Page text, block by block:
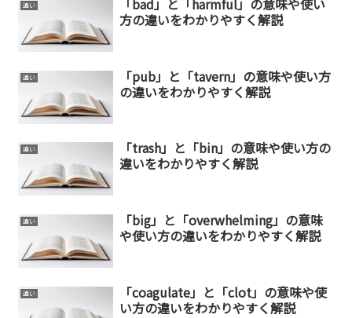
違い
「bad」と「harmful」の意味や使い
方の違いをわかりやすく解説
違い
「pub」と「tavern」の意味や使い方
の違いをわかりやすく解説
違い
「trash」と「bin」の意味や使い方の
違いをわかりやすく解説
違い
「big」と「overwhelming」の意味
や使い方の違いをわかりやすく解説
違い
「coagulate」と「clot」の意味や使
い方の違いをわかりやすく解説